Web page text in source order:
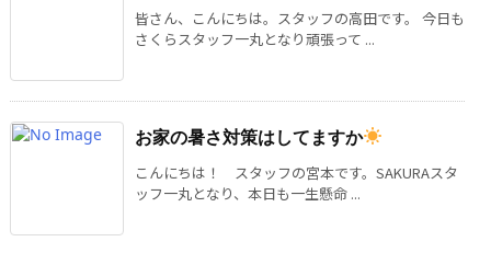
皆さん、こんにちは。スタッフの高田です。 今日も
さくらスタッフ一丸となり頑張って ...
お家の暑さ対策はしてますか
こんにちは！ スタッフの宮本です。SAKURAスタ
ッフ一丸となり、本日も一生懸命 ...